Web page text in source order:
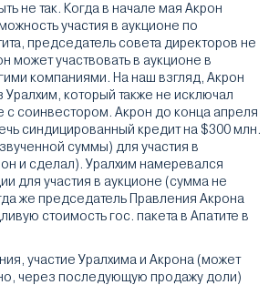
не так. Когда в начале мая Акрон
участия в аукционе по
председатель совета директоров не
может участвовать в аукционе в
компаниями. На наш взгляд, Акрон
Уралхим, который также не исключал
с соинвестором. Акрон до конца апреля
синдицированный кредит на $300 млн.
суммы) для участия в
он и сделал). Уралхим намеревался
для участия в аукционе (сумма не
же председатель Правления Акрона
стоимость гос. пакета в Апатите в
участие Уралхима и Акрона (может
через последующую продажу доли)